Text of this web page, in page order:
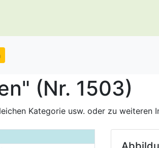
(Nr. 1503)
Kategorie usw. oder zu weiteren